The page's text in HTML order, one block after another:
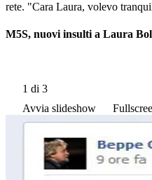
rete. "Cara Laura, volevo
M5S, nuovi insulti a Laura
1 di 3
Avvia slideshow